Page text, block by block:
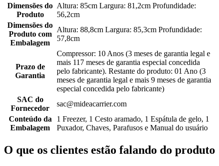
Dimensões do
Produto
Altura: 85cm Largura: 81,2cm Profundidade:
56,2cm
Dimensões do
Produto com
Embalagem
Altura: 88,8cm Largura: 85,3cm Profundidade:
57,8cm
Prazo de
Garantia
Compressor: 10 Anos (3 meses de garantia legal e
mais 117 meses de garantia especial concedida
pelo fabricante). Restante do produto: 01 Ano (3
meses de garantia legal e mais 9 meses de garantia
especial concedida pelo fabricante)
SAC do
Fornecedor
sac@mideacarrier.com
Conteúdo da
Embalagem
1 Freezer, 1 Cesto aramado, 1 Espátula de gelo, 1
Puxador, Chaves, Parafusos e Manual do usuário
O que os clientes estão falando do produto